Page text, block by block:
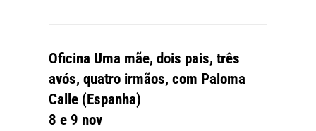
Oficina Uma mãe, dois pais, três
avós, quatro irmãos, com Paloma
Calle (Espanha)
8 e 9 nov